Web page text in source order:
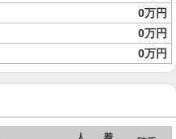
0万円
0万円
0万円